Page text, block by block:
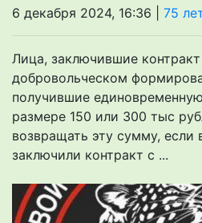
6 декабря 2024, 16:36 | 75
Лица, заключившие
добровольческом
получившие
размере 150 или 300 тыс
возвращать эту сумму, если
заключили контракт с ...